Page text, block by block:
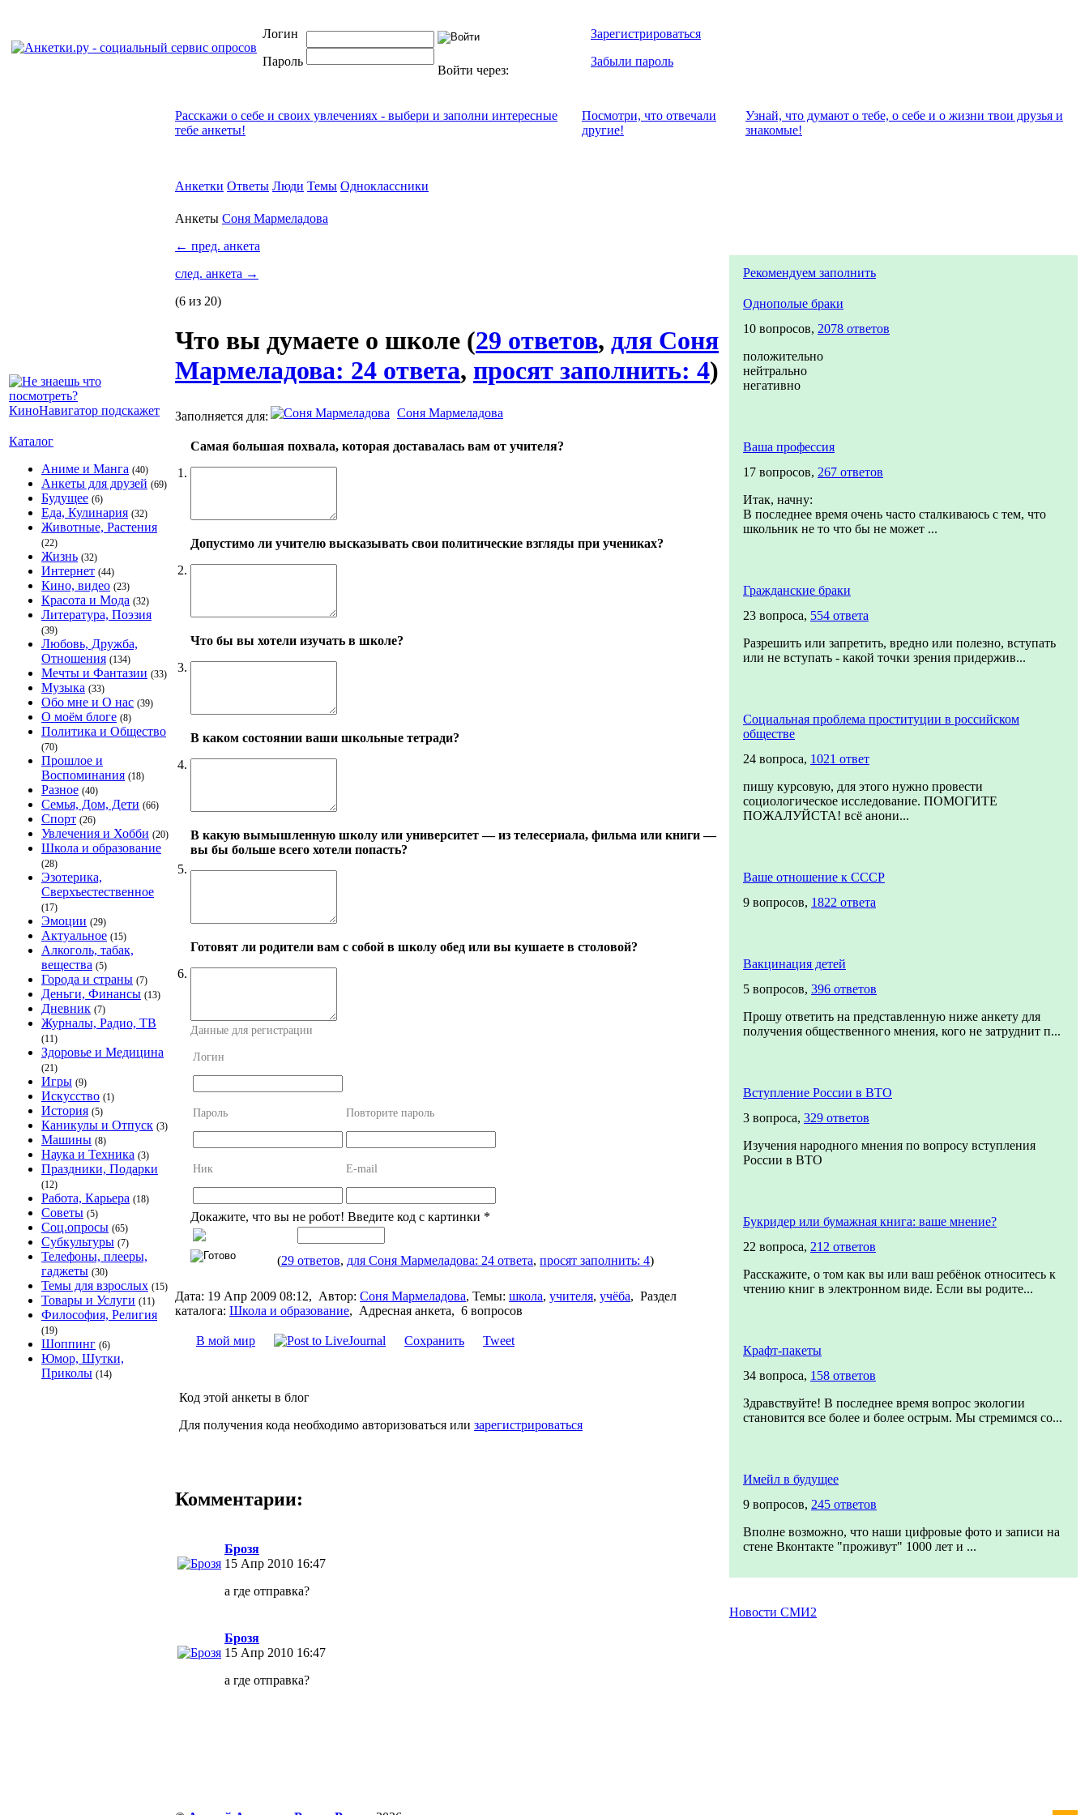
Логин
Пароль
Войти через:
Зарегистрироваться
Забыли пароль
Каталог
Аниме и Манга (40)
Анкеты для друзей (69)
Будущее (6)
Еда, Кулинария (32)
Животные, Растения
(22)
Жизнь (32)
Интернет (44)
Кино, видео (23)
Красота и Мода (32)
Литература, Поэзия
(39)
Любовь, Дружба,
Отношения (134)
Мечты и Фантазии (33)
Музыка (33)
Обо мне и О нас (39)
О моём блоге (8)
Политика и Общество
(70)
Прошлое и
Воспоминания (18)
Разное (40)
Семья, Дом, Дети (66)
Спорт (26)
Увлечения и Хобби (20)
Школа и образование
(28)
Эзотерика,
Сверхъестественное
(17)
Эмоции (29)
Актуальное (15)
Алкоголь, табак,
вещества (5)
Города и страны (7)
Деньги, Финансы (13)
Дневник (7)
Журналы, Радио, ТВ
(11)
Здоровье и Медицина
(21)
Игры (9)
Искусство (1)
История (5)
Каникулы и Отпуск (3)
Машины (8)
Наука и Техника (3)
Праздники, Подарки
(12)
Работа, Карьера (18)
Советы (5)
Соц.опросы (65)
Субкультуры (7)
Телефоны, плееры,
гаджеты (30)
Темы для взрослых (15)
Товары и Услуги (11)
Философия, Религия
(19)
Шоппинг (6)
Юмор, Шутки,
Приколы (14)
Расскажи о себе и своих увлечениях - выбери и заполни интересные
тебе анкеты!
Посмотри, что отвeчали
другие!
Узнай, что думают о тебе, о себе и о жизни твои друзья и
знакомые!
Анкетки Ответы Люди Темы Одноклассники
Анкеты Соня Мармеладова
← пред. анкета
след. анкета →
(6 из 20)
Что вы думаете о школе (29 ответов, для Соня
Мармеладова: 24 ответа, просят заполнить: 4)
Заполняется для: Соня Мармеладова
1.
Самая большая похвала, которая доставалась вам от учителя?
2.
Допустимо ли учителю высказывать свои политические взгляды при учениках?
3.
Что бы вы хотели изучать в школе?
4.
В каком состоянии ваши школьные тетради?
5.
В какую вымышленную школу или университет — из телесериала, фильма или книги —
вы бы больше всего хотели попасть?
6.
Готовят ли родители вам с собой в школу обед или вы кушаете в столовой?
Данные для регистрации
Логин
Пароль Повторите пароль
Ник E-mail
Докажите, что вы не робот! Введите код с картинки *
(29 ответов, для Соня Мармеладова: 24 ответа, просят заполнить: 4)
Дата: 19 Апр 2009 08:12, Автор: Соня Мармеладова, Темы: школа, учителя, учёба, Раздел
каталога: Школа и образование, Адресная анкета, 6 вопросов
В мой мир Сохранить Tweet
Код этой анкеты в блог
Для получения кода необходимо авторизоваться или зарегистрироваться
Комментарии:
Брозя
15 Апр 2010 16:47
а где отправка?
Брозя
15 Апр 2010 16:47
а где отправка?
Рекомендуем заполнить
Однополые браки
10 вопросов, 2078 ответов
положительно
нейтрально
негативно
Ваша профессия
17 вопросов, 267 ответов
Итак, начну:
В последнее время очень часто сталкиваюсь с тем, что
школьник не то что бы не может ...
Гражданские браки
23 вопроса, 554 ответа
Разрешить или запретить, вредно или полезно, вступать
или не вступать - какой точки зрения придержив...
Социальная проблема проституции в российском
обществе
24 вопроса, 1021 ответ
пишу курсовую, для этого нужно провести
социологическое исследование. ПОМОГИТЕ
ПОЖАЛУЙСТА! всё анони...
Ваше отношение к СССР
9 вопросов, 1822 ответа
Вакцинация детей
5 вопросов, 396 ответов
Прошу ответить на представленную ниже анкету для
получения общественного мнения, кого не затруднит п...
Вступление России в ВТО
3 вопроса, 329 ответов
Изучения народного мнения по вопросу вступления
России в ВТО
Букридер или бумажная книга: ваше мнение?
22 вопроса, 212 ответов
Расскажите, о том как вы или ваш ребёнок относитесь к
чтению книг в электронном виде. Если вы родите...
Крафт-пакеты
34 вопроса, 158 ответов
Здравствуйте! В последнее время вопрос экологии
становится все более и более острым. Мы стремимся со...
Имейл в будущее
9 вопросов, 245 ответов
Вполне возможно, что наши цифровые фото и записи на
стене Вконтакте "проживут" 1000 лет и ...
Новости СМИ2